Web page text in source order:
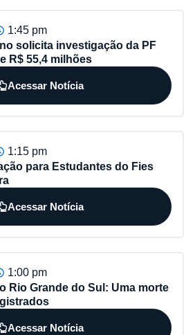
1:45 pm
solicita investigação da PF
R$ 55,4 milhões
Acessar Notícia
1:15 pm
para Estudantes do Fies
Acessar Notícia
1:00 pm
Rio Grande do Sul: Uma morte
Acessar Notícia